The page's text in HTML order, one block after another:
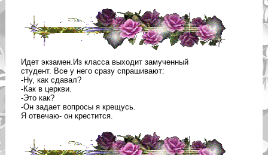
Идет экзамен.Из класса выходит замученный
студент. Все у него сразу спрашивают:
-Ну, как сдавал?
-Как в церкви.
-Это как?
-Он задает вопросы я крещусь.
Я отвечаю- он крестится.